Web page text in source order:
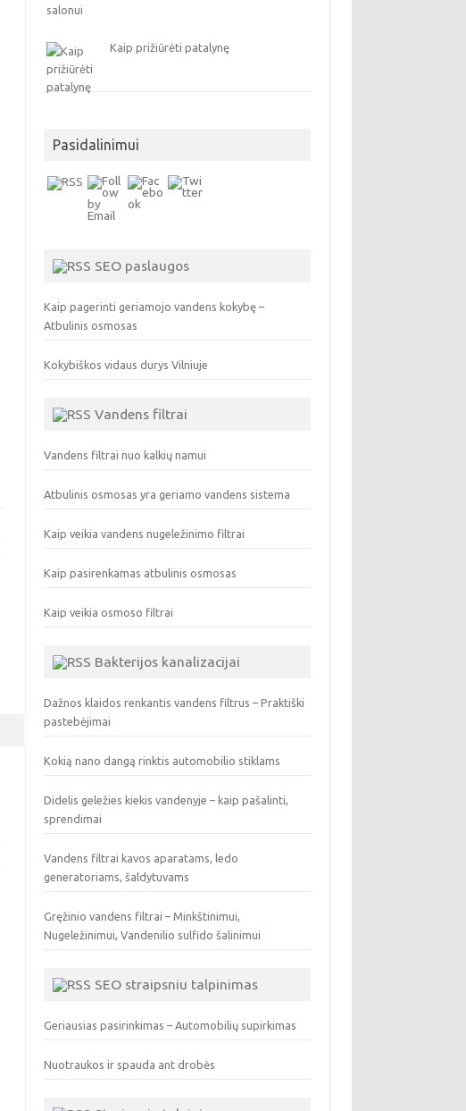
Kaip prižiūrėti patalynę
Pasidalinimui
SEO paslaugos
Kaip pagerinti geriamojo vandens kokybę –
Atbulinis osmosas
Kokybiškos vidaus durys Vilniuje
Vandens filtrai
Vandens filtrai nuo kalkių namui
Atbulinis osmosas yra geriamo vandens sistema
Kaip veikia vandens nugeležinimo filtrai
Kaip pasirenkamas atbulinis osmosas
Kaip veikia osmoso filtrai
Bakterijos kanalizacijai
Dažnos klaidos renkantis vandens filtrus – Praktiški
pastebėjimai
Kokią nano dangą rinktis automobilio stiklams
Didelis geležies kiekis vandenyje – kaip pašalinti,
sprendimai
Vandens filtrai kavos aparatams, ledo
generatoriams, šaldytuvams
Gręžinio vandens filtrai – Minkštinimui,
Nugeležinimui, Vandenilio sulfido šalinimui
SEO straipsniu talpinimas
Geriausias pasirinkimas – Automobilių supirkimas
Nuotraukos ir spauda ant drobės